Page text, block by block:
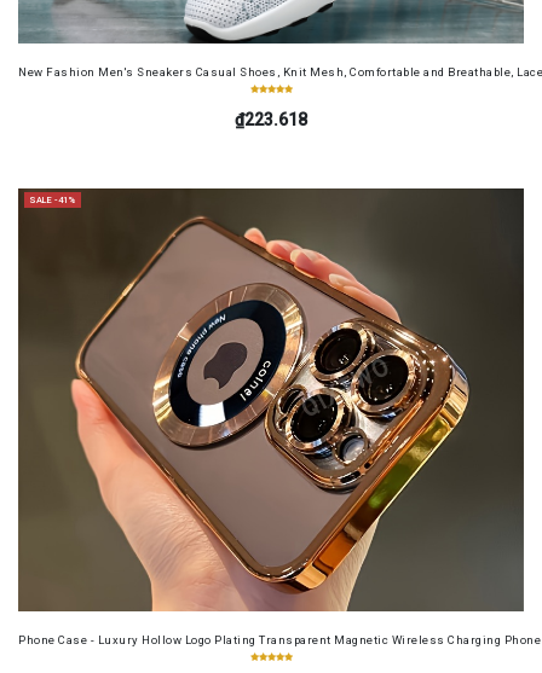
New Fashion Men's Sneakers Casual Shoes, Knit Mesh, Comfortable and Breathable,
₫223.618
SALE -41%
Phone Case - Luxury Hollow Logo Plating Transparent Magnetic Wireless Charging